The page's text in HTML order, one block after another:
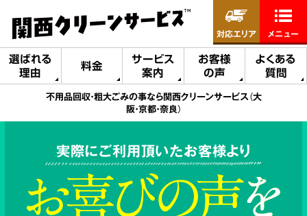
選ばれる
理由
料金
サービス
案内
お客様
の声
よくある
質問
対応エリア メニュー
不用品回収・粗大ごみの事なら関西クリーンサービス（大
阪・京都・奈良）
実際にご利用頂いたお客様より